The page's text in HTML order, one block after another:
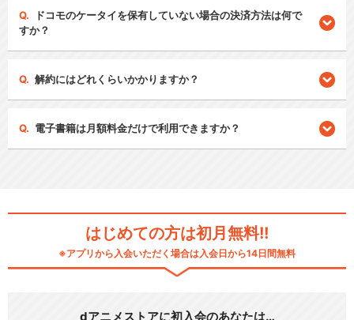
ドコモのケータイを保有していない場合の決済方法は何で
すか？
解約にはどれくらいかかりますか？
電子書籍は月額料金だけで利用できますか？
はじめての方は初月無料!!
※アプリから入会いただく場合は入会日から14日間無料
dアニメストアに初入会のあなたは…